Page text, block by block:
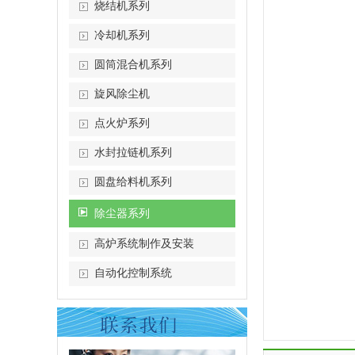
烧结机系列
冷却机系列
圆筒混合机系列
旋风除尘机
点火炉系列
水封拉链机系列
圆盘给料机系列
除尘器系列
高炉系统制作及安装
自动化控制系统